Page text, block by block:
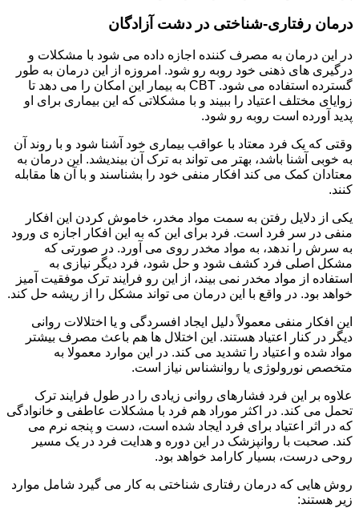
درمان رفتاری-شناختی در دشت آزادگان
در این درمان به مصرف کننده اجازه داده می شود با مشکلات و
درگیری های ذهنی خود روبه رو شود. امروزه از این درمان به طور
گسترده استفاده می شود. CBT به بیمار این امکان را می دهد تا
زوایای مختلف اعتیاد را ببیند و با مشکلاتی که این بیماری برای او
پدید آورده است روبه رو شود.
وقتی که یک فرد معتاد با عواقب بیماری خود آشنا شود و با روند آن
به خوبی آشنا باشد، بهتر می تواند به ترک آن بیندیشد. این درمان به
معتادان کمک می کند افکار منفی خود را بشناسند و با آن ها مقابله
کنند.
یکی از دلایل رفتن به سمت مواد مخدر، خاموش کردن این افکار
منفی در سر فرد است. فرد برای این که به این افکار اجازه ی ورود
به سرش را ندهد، به مواد مخدر روی می آورد. در صورتی که
مشکل اصلی فرد کشف شود و حل شود، فرد دیگر نیازی به
استفاده از مواد مخدر نمی بیند، از این رو فرایند ترک موفقیت آمیز
خواهد بود. در واقع با این درمان می تواند مشکل را از ریشه حل کند.
این افکار منفی معمولاً دلیل ایجاد افسردگی و یا اختلالات روانی
دیگر در کنار اعتیاد هستند. این اختلال ها هم باعث مصرف بیشتر
مواد شده و اعتیاد را تشدید می کند. در این موارد معمولا به
متخصص نورولوژی یا روانشناس نیاز است.
علاوه بر این فرد فشارهای روانی زیادی را در طول فرایند ترک
تحمل می کند. در اکثر موراد هم فرد با مشکلات عاطفی و خانوادگی
که در اثر اعتیاد برای فرد ایجاد شده است، دست و پنجه نرم می
کند. صحبت با روانپزشک در این دوره و هدایت فرد در یک مسیر
روحی درست، بسیار کارامد خواهد بود.
روش هایی که درمان رفتاری شناختی به کار می گیرد شامل موارد
زیر هستند: